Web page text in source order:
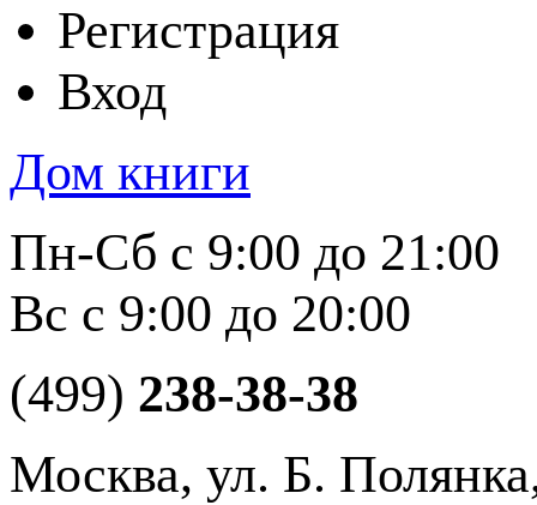
Регистрация
Вход
Дом книги
Пн-Сб с 9:00 до 21:00
Вс с 9:00 до 20:00
(499) 238-38-38
Москва, ул. Б.